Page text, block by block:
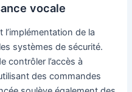
vocale
de la
systèmes de sécurité.
contrôler l’accès à
des commandes